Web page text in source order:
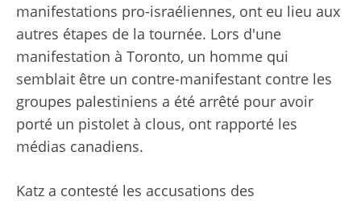
manifestations pro-israéliennes, ont eu lieu aux
autres étapes de la tournée. Lors d'une
manifestation à Toronto, un homme qui
semblait être un contre-manifestant contre les
groupes palestiniens a été arrêté pour avoir
porté un pistolet à clous, ont rapporté les
médias canadiens.
Katz a contesté les accusations des